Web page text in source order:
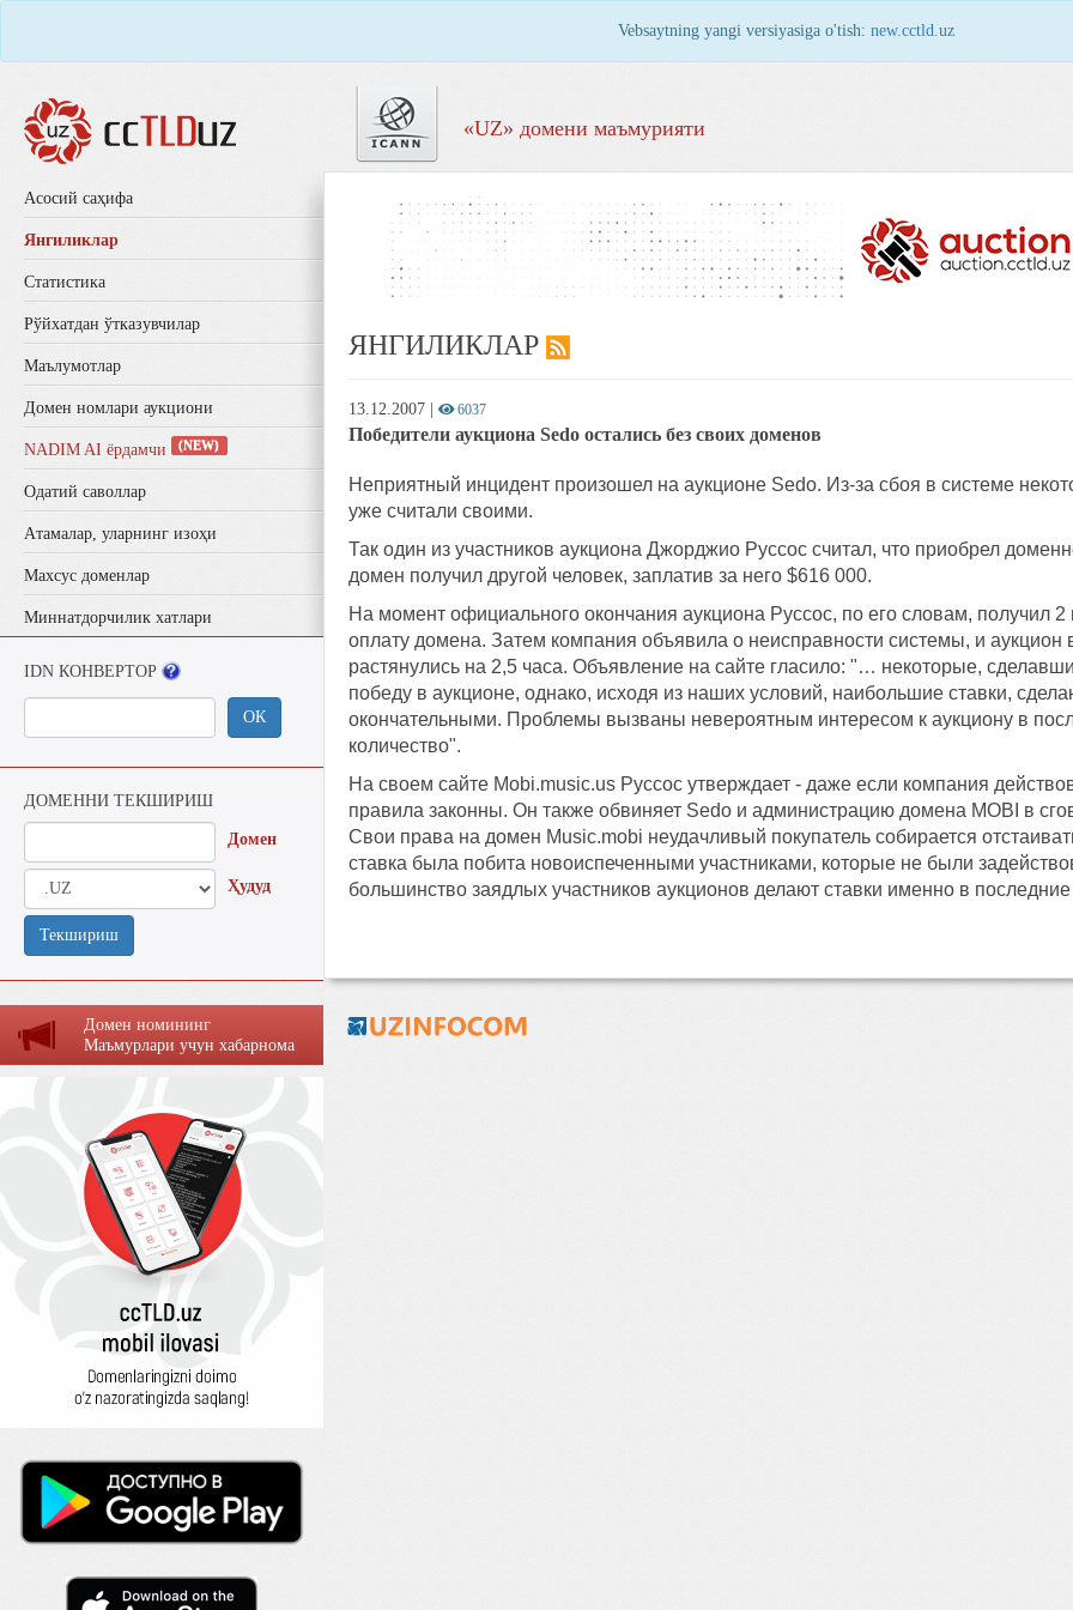
Vebsaytning yangi versiyasiga o'tish: new.cctld.uz
«UZ» домени маъмурияти
Aсосий саҳифа
Янгиликлар
Статистика
Рўйхатдан ўтказувчилар
Маълумотлар
Домен номлари аукциони
NADIM AI ёрдамчи (NEW)
Одатий саволлар
Aтамалар, уларнинг изоҳи
Махсус доменлар
Миннатдорчилик хатлари
IDN КОНВЕРТОР
ОК
ДОМЕННИ ТЕКШИРИШ
Домен
Ҳудуд
Текшириш
Домен номининг
Маъмурлaри учун хaбaрномa
ЯНГИЛИКЛАР
13.12.2007 6037
Победители аукциона Sedo остались без своих доменов
Неприятный инцидент произошел на аукционе Sedo. Из-за сбоя в системе
уже считали своими.
Так один из участников аукциона Джорджио Руссос считал, что приобрел
домен получил другой человек, заплатив за него $616 000.
На момент официального окончания аукциона Руссос, по его словам, получил
оплату домена. Затем компания объявила о неисправности системы, и
растянулись на 2,5 часа. Объявление на сайте гласило: "… некоторые,
победу в аукционе, однако, исходя из наших условий, наибольшие ставки,
окончательными. Проблемы вызваны невероятным интересом к аукциону в
количество".
На своем сайте Mobi.music.us Руссос утверждает - даже если компания
правила законны. Он также обвиняет Sedo и администрацию домена MOBI в
Свои права на домен Music.mobi неудачливый покупатель собирается
ставка была побита новоиспеченными участниками, которые не были
большинство заядлых участников аукционов делают ставки именно в